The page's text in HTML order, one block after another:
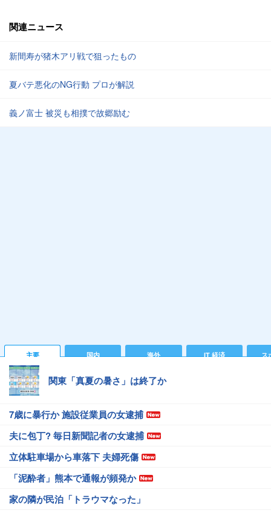
関連ニュース
新間寿が猪木アリ戦で狙ったもの
夏バテ悪化のNG行動 プロが解説
義ノ富士 被災も相撲で故郷励む
主要 国内 海外 IT 経済 ス
関東「真夏の暑さ」は終了か
7歳に暴行か 施設従業員の女逮捕
夫に包丁? 毎日新聞記者の女逮捕
立体駐車場から車落下 夫婦死傷
「泥酔者」熊本で通報が頻発か
家の隣が民泊「トラウマなった」